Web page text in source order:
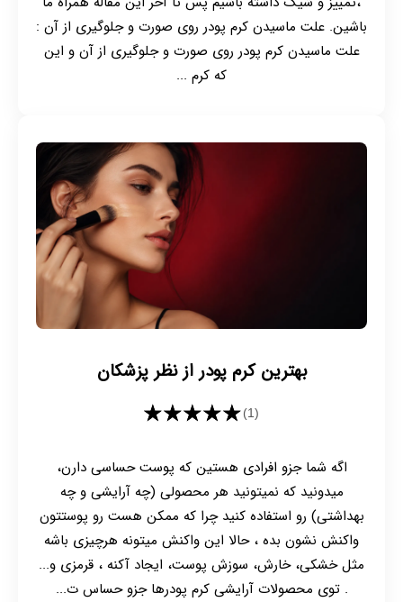
باشین. علت ماسیدن کرم پودر روی صورت و جلوگیری از آن :
علت ماسیدن کرم پودر روی صورت و جلوگیری از آن و این
که کرم ...
بهترین کرم پودر از نظر پزشکان
★★★★★(1)
اگه شما جزو افرادی هستین که پوست حساسی دارن،
میدونید که نمیتونید هر محصولی (چه آرایشی و چه
بهداشتی) رو استفاده کنید چرا که ممکن هست رو پوستتون
واکنش نشون بده ، حالا این واکنش میتونه هرچیزی باشه
مثل خشکی، خارش، سوزش پوست، ایجاد آکنه ، قرمزی و...
. توی محصولات آرایشی کرم پودرها جزو حساس ت...